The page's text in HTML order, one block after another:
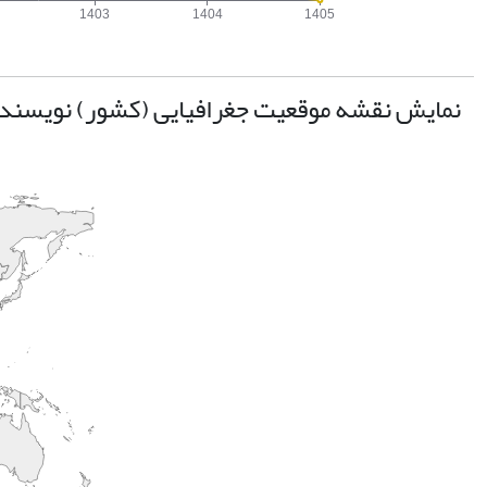
نمایش نقشه موقعیت جغرافیایی (کشور)